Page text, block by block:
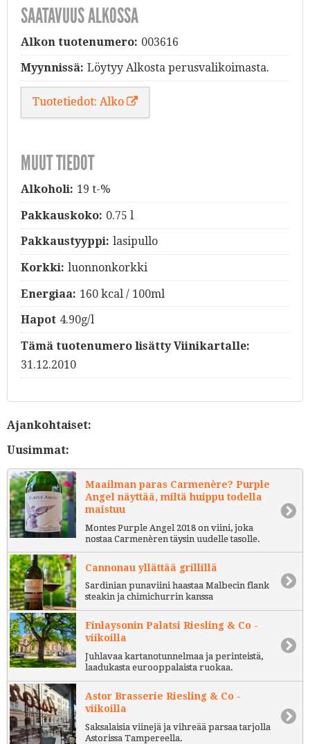
SAATAVUUS ALKOSSA
Alkon tuotenumero: 003616
Myynnissä: Löytyy Alkosta perusvalikoimasta.
Tuotetiedot: Alko
MUUT TIEDOT
Alkoholi: 19 t-%
Pakkauskoko: 0.75 l
Pakkaustyyppi: lasipullo
Korkki: luonnonkorkki
Energiaa: 160 kcal / 100ml
Hapot 4.90g/l
Tämä tuotenumero lisätty Viinikartalle:
31.12.2010
Ajankohtaiset:
Uusimmat:
Maailman paras Carmenère? Purple
Angel näyttää, miltä huippu todella
maistuu
Montes Purple Angel 2018 on viini, joka
nostaa Carmenèren täysin uudelle tasolle.
Cannonau yllättää grillillä
Sardinian punaviini haastaa Malbecin flank
steakin ja chimichurrin kanssa
Finlaysonin Palatsi Riesling & Co -
viikoilla
Juhlavaa kartanotunnelmaa ja perinteistä,
laadukasta eurooppalaista ruokaa.
Astor Brasserie Riesling & Co -
viikoilla
Saksalaisia viinejä ja vihreää parsaa tarjolla
Astorissa Tampereella.